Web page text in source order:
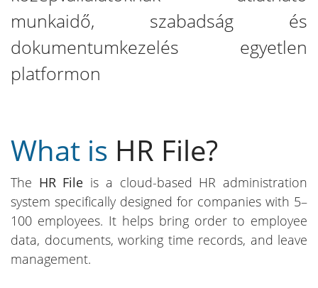
munkaidő, szabadság és
dokumentumkezelés egyetlen
platformon
What is HR File?
The HR File is a cloud-based HR administration
system specifically designed for companies with 5–
100 employees. It helps bring order to employee
data, documents, working time records, and leave
management.